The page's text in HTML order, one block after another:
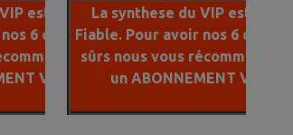
est plus
6 chevaux
VIP
La synthese du VIP est plus
Fiable. Pour avoir nos 6 chevaux
sûrs nous vous récommandons
un ABONNEMENT VIP